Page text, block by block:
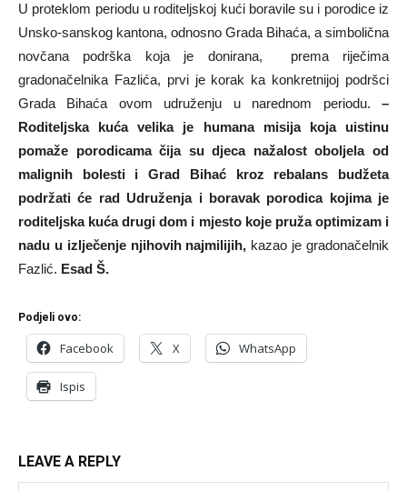
U proteklom periodu u roditeljskoj kući boravile su i porodice iz
Unsko-sanskog kantona, odnosno Grada Bihaća, a simbolična
novčana podrška koja je donirana, prema riječima
gradonačelnika Fazlića, prvi je korak ka konkretnijoj podršci
Grada Bihaća ovom udruženju u narednom periodu. –
Roditeljska kuća velika je humana misija koja uistinu
pomaže porodicama čija su djeca nažalost oboljela od
malignih bolesti i Grad Bihać kroz rebalans budžeta
podržati će rad Udruženja i boravak porodica kojima je
roditeljska kuća drugi dom i mjesto koje pruža optimizam i
nadu u izlječenje njihovih najmilijih, kazao je gradonačelnik
Fazlić. Esad Š.
Podjeli ovo:
Facebook X WhatsApp
Ispis
LEAVE A REPLY